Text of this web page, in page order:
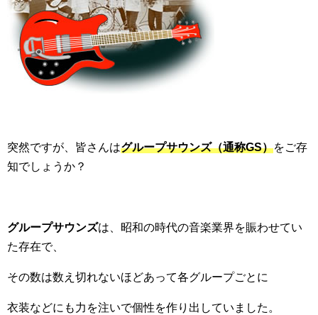
突然ですが、皆さんはグループサウンズ（通称GS）をご存
知でしょうか？
グループサウンズは、昭和の時代の音楽業界を賑わせてい
た存在で、
その数は数え切れないほどあって各グループごとに
衣装などにも力を注いで個性を作り出していました。